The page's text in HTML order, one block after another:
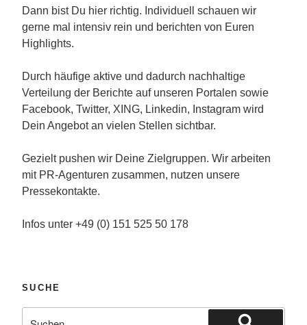
Dann bist Du hier richtig. Individuell schauen wir
gerne mal intensiv rein und berichten von Euren
Highlights.
Durch häufige aktive und dadurch nachhaltige
Verteilung der Berichte auf unseren Portalen sowie
Facebook, Twitter, XING, Linkedin, Instagram wird
Dein Angebot an vielen Stellen sichtbar.
Gezielt pushen wir Deine Zielgruppen. Wir arbeiten
mit PR-Agenturen zusammen, nutzen unsere
Pressekontakte.
Infos unter +49 (0) 151 525 50 178
SUCHE